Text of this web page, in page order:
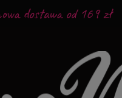
dostawa od 169 zł